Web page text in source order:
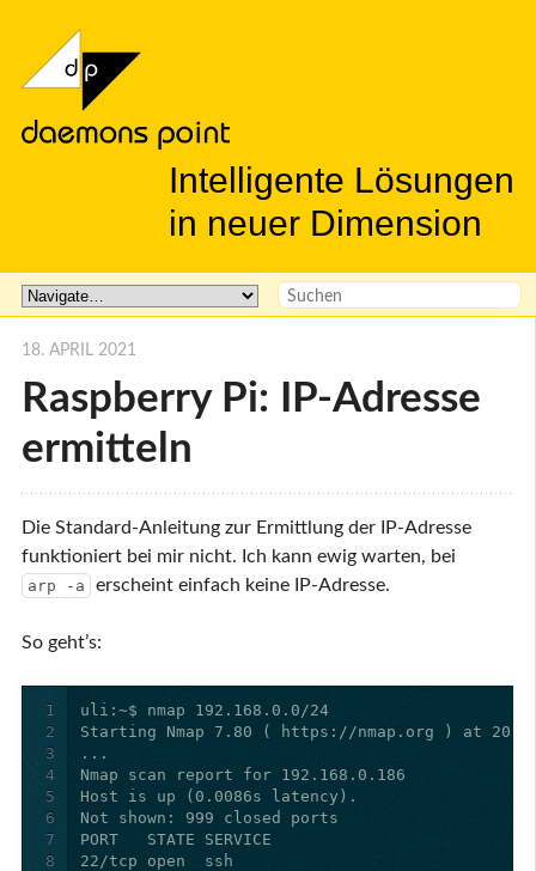
Intelligente Lösungen
in neuer Dimension
Raspberry Pi: IP-Adresse
ermitteln
18. APRIL 2021
Die Standard-Anleitung zur Ermittlung der IP-Adresse
funktioniert bei mir nicht. Ich kann ewig warten, bei
arp -a erscheint einfach keine IP-Adresse.
So geht’s:
1
2
3
4
5
6
7
8